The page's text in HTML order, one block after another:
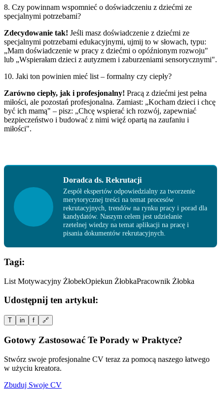
8. Czy powinnam wspomnieć o doświadczeniu z dziećmi ze
specjalnymi potrzebami?
Zdecydowanie tak! Jeśli masz doświadczenie z dziećmi ze
specjalnymi potrzebami edukacyjnymi, ujmij to w słowach, typu:
„Mam doświadczenie w pracy z dziećmi o opóźnionym rozwoju"
lub „Wspierałam dzieci z autyzmem i zaburzeniami sensorycznymi".
10. Jaki ton powinien mieć list – formalny czy ciepły?
Zarówno ciepły, jak i profesjonalny! Pracą z dziećmi jest pełna
miłości, ale pozostań profesjonalna. Zamiast: „Kocham dzieci i chcę
być ich mamą" – pisz: „Chcę wspierać ich rozwój, zapewniać
bezpieczeństwo i budować z nimi więź opartą na zaufaniu i
miłości".
Doradca ds. Rekrutacji
Zespół ekspertów odpowiedzialny za tworzenie
merytorycznej treści na temat procesów
rekrutacyjnych, trendów na rynku pracy i porad dla
kandydatów. Naszym celem jest udzielanie
rzetelnej wiedzy na temat aplikacji na pracę i
pisania dokumentów rekrutacyjnych.
Tagi:
List Motywacyjny ŻłobekOpiekun ŻłobkaPracownik Żłobka
Udostępnij ten artykuł:
T in f 🔗
Gotowy Zastosować Te Porady w Praktyce?
Stwórz swoje profesjonalne CV teraz za pomocą naszego łatwego
w użyciu kreatora.
Zbuduj Swoje CV